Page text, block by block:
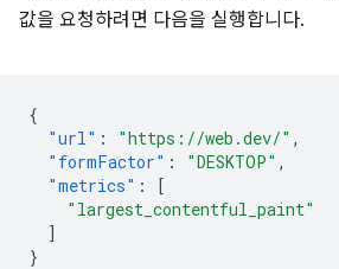
값을 요청하려면 다음을 실행합니다.
{
"url" : "https://web.dev/" ,
"formFactor" : "DESKTOP" ,
"metrics" :
[
"largest_contentful_paint"
]
}